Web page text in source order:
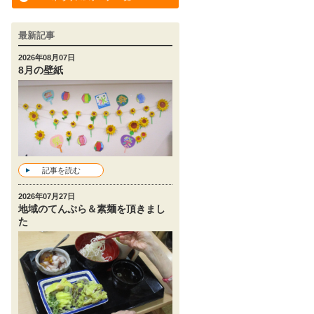
最新記事
2026年08月07日
8月の壁紙
記事を読む
2026年07月27日
地域のてんぷら＆素麺を頂きまし
た